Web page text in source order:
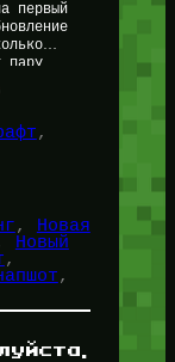
первый
пару
,
Новая
Новый